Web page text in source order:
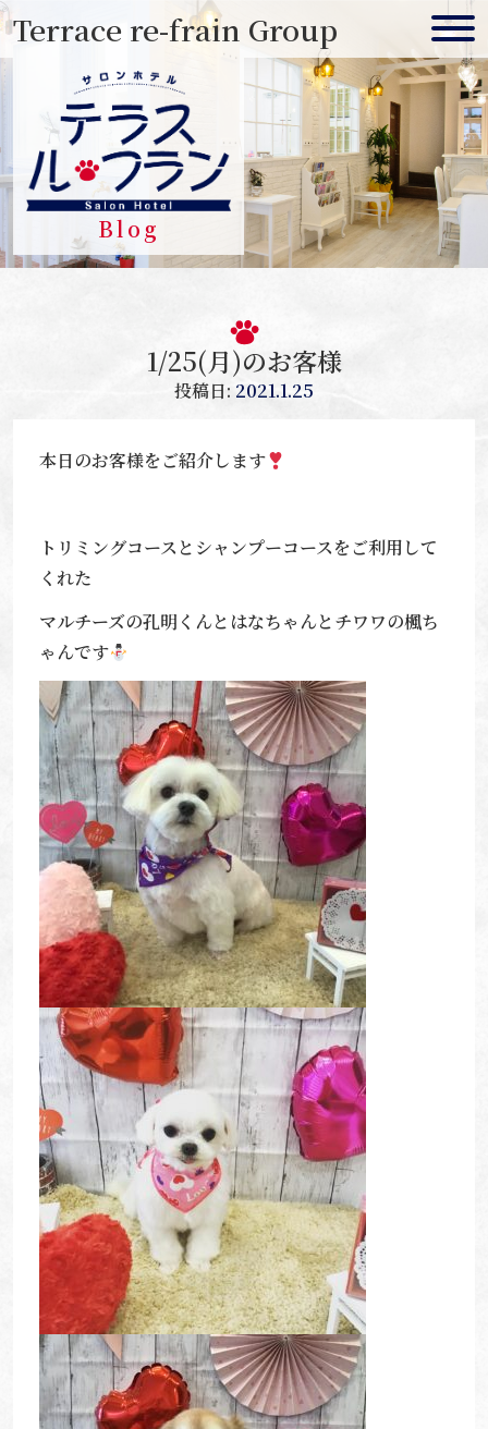
Skip
content
Terrace re-frain Group
Blog
1/25(月)のお客様
投稿日: 2021.1.25
本日のお客様をご紹介します
トリミングコースとシャンプーコースをご利用して
くれた
マルチーズの孔明くんとはなちゃんとチワワの楓ち
ゃんです